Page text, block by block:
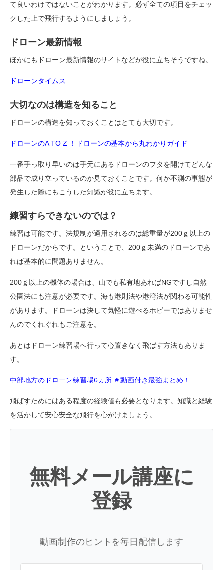
て良いわけではないことがわかります。必ず全ての項目をチェッ
クした上で飛行するようにしましょう。
ドローン最新情報
ほかにもドローン最新情報のサイトなどが役に立ちそうですね。
ドローンタイムス
大切なのは構造を知ること
ドローンの構造を知っておくことはとても大切です。
ドローンのA TO Z ！ドローンの基本から丸わかりガイド
一番手っ取り早いのは手元にあるドローンのフタを開けてどんな
部品で成り立っているのか見ておくことです。何か不測の事態が
発生した際にもこうした知識が役に立ちます。
練習すらできないのでは？
練習は可能です。法規制が適用されるのは総重量が200ｇ以上の
ドローンだからです。ということで、200ｇ未満のドローンであ
れば基本的に問題ありません。
200ｇ以上の機体の場合は、山でも私有地あればNGですし自然
公園法にも注意が必要です。海も港則法や港湾法が関わる可能性
があります。ドローンは決して気軽に遊べるホビーではありませ
んのでくれぐれもご注意を。
あとはドローン練習場へ行って心置きなく飛ばす方法もありま
す。
中部地方のドローン練習場6ヵ所 ＃動画付き最強まとめ！
飛ばすためにはある程度の経験値も必要となります。知識と経験
を活かして安心安全な飛行を心がけましょう。
無料メール講座に
登録
動画制作のヒントを毎日配信します